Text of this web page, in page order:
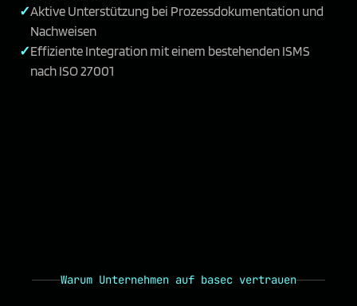
Aktive Unterstützung bei Prozessdokumentation und
Nachweisen
Effiziente Integration mit einem bestehenden ISMS
nach ISO 27001
Warum Unternehmen auf basec vertrauen